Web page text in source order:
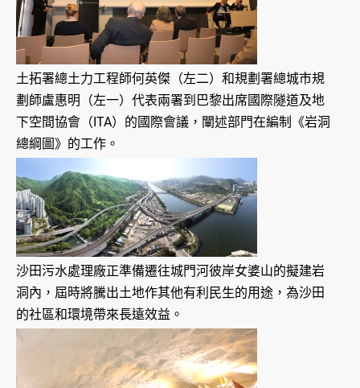
土拓署總土力工程師何英傑（左二）和規劃署總城市規
劃師盧惠明（左一）代表兩署到巴黎出席國際隧道及地
下空間協會（ITA）的國際會議，闡述部門在編制《岩洞
總綱圖》的工作。
沙田污水處理廠正準備遷往城門河彼岸女婆山的擬建岩
洞內，屆時將騰出土地作其他有利民生的用途，為沙田
的社區和環境帶來長遠效益。